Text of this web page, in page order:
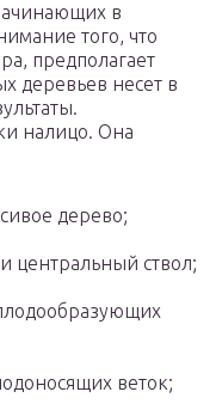
в
того, что
предполагает
деревьев несет в
налицо. Она
дерево;
центральный ствол;
веток;